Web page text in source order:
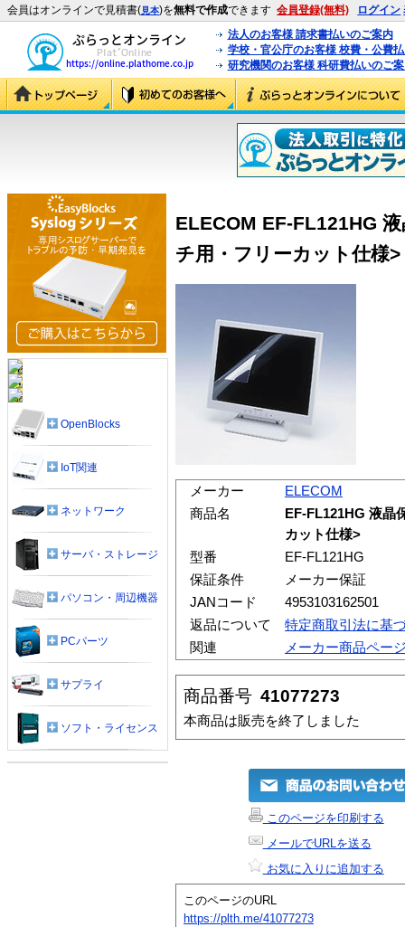
会員はオンラインで見積書(見本)を無料で作成できます 会員登録(無料) ログイン
法人のお客様 請求書払いのご案内
学校・官公庁のお客様 校費・公費
研究機関のお客様 科研費払いのご
ELECOM EF-FL121HG
チ用・フリーカット仕様
メーカー
ELECOM
商品名
EF-FL121HG 液晶
カット仕様>
型番
EF-FL121HG
保証条件
メーカー保証
JANコード
4953103162501
返品について
特定商取引法に基
関連
メーカー商品ペー
商品番号 41077273
本商品は販売を終了しました
このページを印刷する
メールでURLを送る
お気に入りに追加する
このページのURL
https://plth.me/41077273
OpenBlocks
IoT関連
ネットワーク
サーバ・ストレージ
パソコン・周辺機器
PCパーツ
サプライ
ソフト・ライセンス